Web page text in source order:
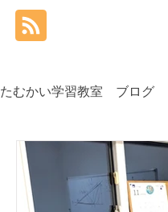
たむかい学習教室 ブログ
中学生